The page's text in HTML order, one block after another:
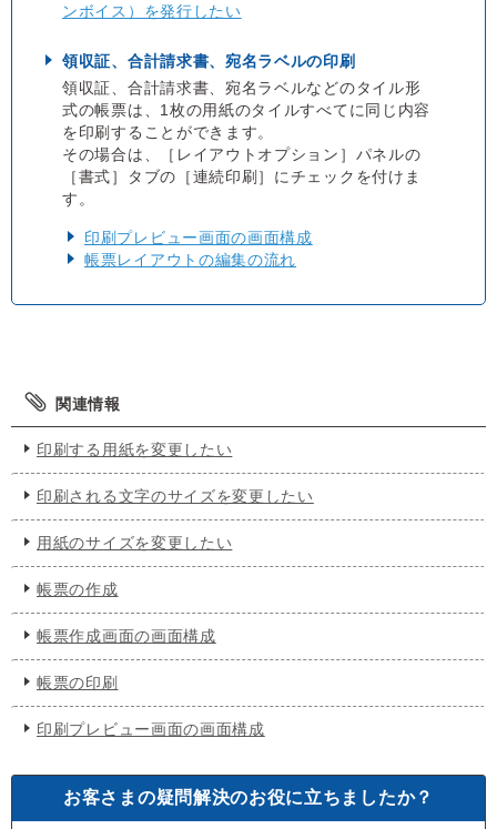
ンボイス）を発行したい
領収証、合計請求書、宛名ラベルの印刷
領収証、合計請求書、宛名ラベルなどのタイル形
式の帳票は、1枚の用紙のタイルすべてに同じ内容
を印刷することができます。
その場合は、［レイアウトオプション］パネルの
［書式］タブの［連続印刷］にチェックを付けま
す。
印刷プレビュー画面の画面構成
帳票レイアウトの編集の流れ
関連情報
印刷する用紙を変更したい
印刷される文字のサイズを変更したい
用紙のサイズを変更したい
帳票の作成
帳票作成画面の画面構成
帳票の印刷
印刷プレビュー画面の画面構成
お客さまの疑問解決のお役に立ちましたか？